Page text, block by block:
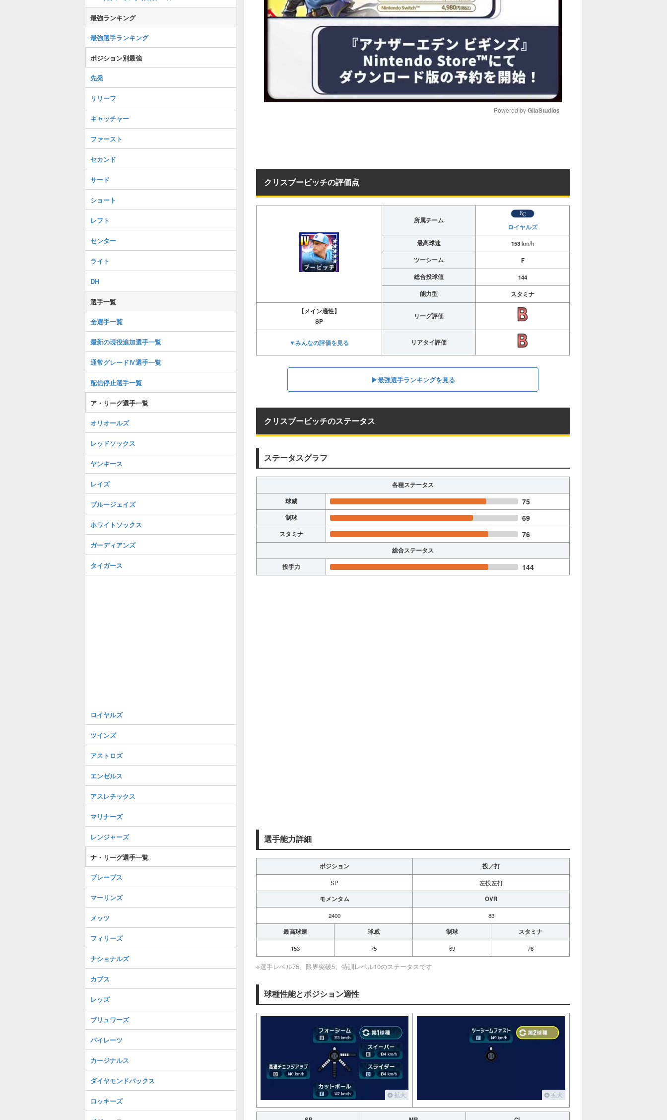
Powered by GliaStudios
クリスブービッチの評価点
所属チーム
ロイヤルズ
最高球速 153km/h
ツーシーム
F
総合投球値
144
能力型
スタミナ
【メイン適性】
SP
リーグ評価
▼みんなの評価を見る リアタイ評価
▶︎最強選手ランキングを見る
クリスブービッチのステータス
ステータスグラフ
各種ステータス
球威
75
制球 69
スタミナ 76
総合ステータス
投手力
144
選手能力詳細
ポジション 投／打
SP 左投左打
モメンタム OVR
2400 83
最高球速 球威 制球 スタミナ
153 75 69 76
※選手レベル75、限界突破5、特訓レベル10のステータスです
球種性能とポジション適性
拡大 拡大
最強ランキング
最強選手ランキング
ポジション別最強
先発
リリーフ
キャッチャー
ファースト
セカンド
サード
ショート
レフト
センター
ライト
DH
選手一覧
全選手一覧
最新の現役追加選手一覧
通常グレードⅣ選手一覧
配信停止選手一覧
ア・リーグ選手一覧
オリオールズ
レッドソックス
ヤンキース
レイズ
ブルージェイズ
ホワイトソックス
ガーディアンズ
タイガース
ロイヤルズ
ツインズ
アストロズ
エンゼルス
アスレチックス
マリナーズ
レンジャーズ
ナ・リーグ選手一覧
ブレーブス
マーリンズ
メッツ
フィリーズ
ナショナルズ
カブス
レッズ
ブリュワーズ
パイレーツ
カージナルス
ダイヤモンドバックス
ロッキーズ